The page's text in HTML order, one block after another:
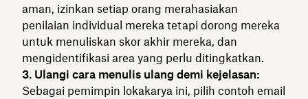
aman, izinkan setiap orang merahasiakan
penilaian individual mereka tetapi dorong mereka
untuk menuliskan skor akhir mereka, dan
mengidentifikasi area yang perlu ditingkatkan.
3. Ulangi cara menulis ulang demi kejelasan:
Sebagai pemimpin lokakarya ini, pilih contoh email